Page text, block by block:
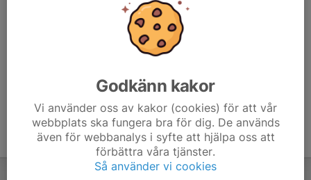
Godkänn kakor
Vi använder oss av kakor (cookies) för att vår
webbplats ska fungera bra för dig. De används
även för webbanalys i syfte att hjälpa oss att
förbättra våra tjänster.
Så använder vi cookies